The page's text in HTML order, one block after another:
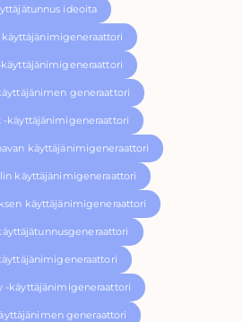
ideoita
käyttäjänimigeneraattori
generaattori
-käyttäjänimigeneraattori
käyttäjänimigeneraattori
käyttäjänimigeneraattori
käyttäjänimigeneraattori
-käyttäjänimigeneraattori
generaattori